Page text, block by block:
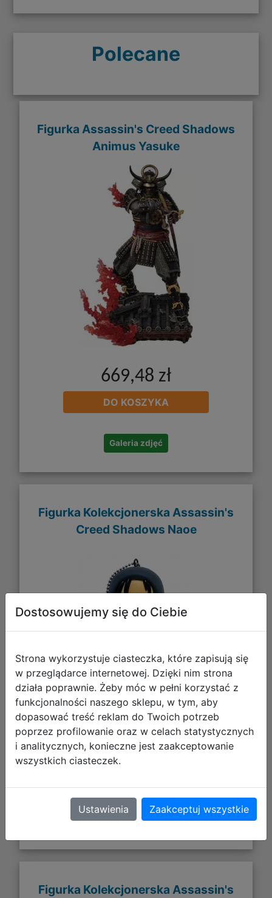
Polecane
Figurka Assassin's Creed Shadows
Animus Yasuke
669,48 zł
DO KOSZYKA
Galeria zdjęć
Figurka Kolekcjonerska Assassin's
Creed Shadows Naoe
50,59 zł
DO KOSZYKA
Galeria zdjęć
Figurka Kolekcjonerska Assassin's
Dostosowujemy się do Ciebie
Strona wykorzystuje ciasteczka, które zapisują się
w przeglądarce internetowej. Dzięki nim strona
działa poprawnie. Żeby móc w pełni korzystać z
funkcjonalności naszego sklepu, w tym, aby
dopasować treść reklam do Twoich potrzeb
poprzez profilowanie oraz w celach statystycznych
i analitycznych, konieczne jest zaakceptowanie
wszystkich ciasteczek.
Ustawienia Zaakceptuj wszystkie